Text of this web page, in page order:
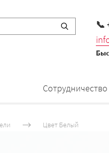
📞
Сотрудничество
Цвет Белый